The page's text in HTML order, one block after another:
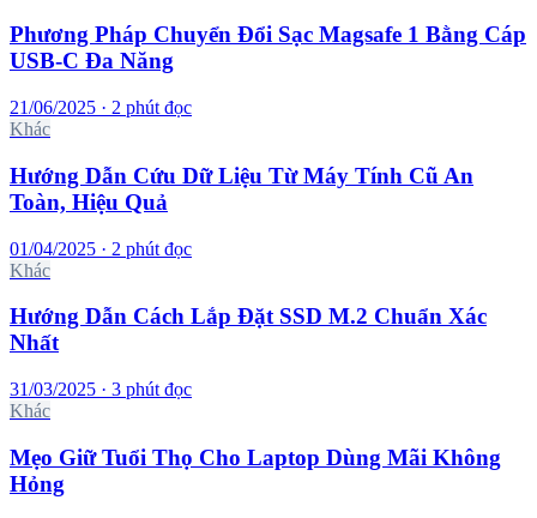
Phương Pháp Chuyển Đổi Sạc Magsafe 1 Bằng Cáp
USB-C Đa Năng
21/06/2025 · 2 phút đọc
Khác
Hướng Dẫn Cứu Dữ Liệu Từ Máy Tính Cũ An
Toàn, Hiệu Quả
01/04/2025 · 2 phút đọc
Khác
Hướng Dẫn Cách Lắp Đặt SSD M.2 Chuẩn Xác
Nhất
31/03/2025 · 3 phút đọc
Khác
Mẹo Giữ Tuổi Thọ Cho Laptop Dùng Mãi Không
Hỏng